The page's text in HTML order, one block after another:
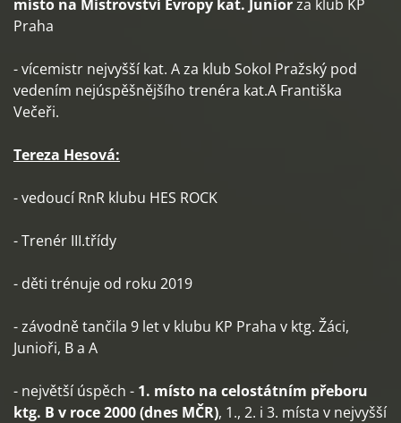
místo na Mistrovství Evropy kat. Juniorza klub KP
Praha
- vícemistr nejvyšší kat. A za klub Sokol Pražský pod
vedením nejúspěšnějšího trenéra kat.A Františka
Večeři.
Tereza Hesová:
- vedoucí RnR klubu HES ROCK
- Trenér III.třídy
- děti trénuje od roku 2019
- závodně tančila 9 let v klubu KP Praha v ktg. Žáci,
Junioři, B a A
- největší úspěch - 1. místo na celostátním přeboru
ktg. B v roce 2000 (dnes MČR), 1., 2. i 3. místa v nejvyšší